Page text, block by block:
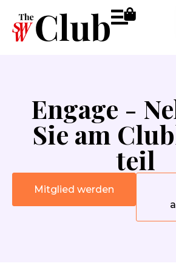
Engage -
Sie am
teil
Mitglied werden